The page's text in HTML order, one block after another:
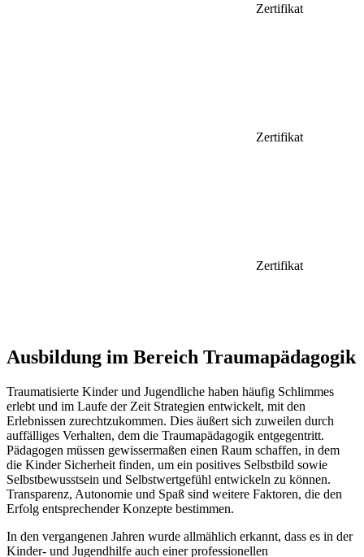
Zertifikat
Zertifikat
Zertifikat
Ausbildung im Bereich Traumapädagogik
Traumatisierte Kinder und Jugendliche haben häufig Schlimmes
erlebt und im Laufe der Zeit Strategien entwickelt, mit den
Erlebnissen zurechtzukommen. Dies äußert sich zuweilen durch
auffälliges Verhalten, dem die Traumapädagogik entgegentritt.
Pädagogen müssen gewissermaßen einen Raum schaffen, in dem
die Kinder Sicherheit finden, um ein positives Selbstbild sowie
Selbstbewusstsein und Selbstwertgefühl entwickeln zu können.
Transparenz, Autonomie und Spaß sind weitere Faktoren, die den
Erfolg entsprechender Konzepte bestimmen.
In den vergangenen Jahren wurde allmählich erkannt, dass es in der
Kinder- und Jugendhilfe auch einer professionellen